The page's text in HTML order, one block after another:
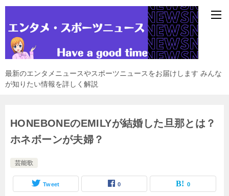
最新のエンタメニュースやスポーツニュースをお届けします みんな
が知りたい情報を詳しく解説
HONEBONEのEMILYが結婚した旦那とは？
ホネボーンが夫婦？
芸能歌
Tweet 0 0